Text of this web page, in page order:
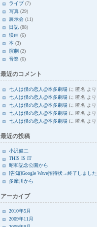
ライブ (7)
写真 (29)
展示会 (11)
日記 (88)
映画 (6)
本 (3)
演劇 (2)
音楽 (6)
最近のコメント
七人は僕の恋人@本多劇場 に 匿名 より
七人は僕の恋人@本多劇場 に 匿名 より
七人は僕の恋人@本多劇場 に 匿名 より
七人は僕の恋人@本多劇場 に 匿名 より
七人は僕の恋人@本多劇場 に 匿名 より
最近の投稿
小沢健二
THIS IS IT
昭和記念公園から
[告知]Google Wave招待状→終了しました
多摩川から
アーカイブ
2010年5月
2009年11月